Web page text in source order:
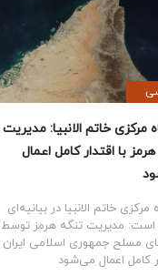
نمایندگان آمریکا قطعنامه
جنگ علیه ایران را تصویب کرد
نمایندگان ایالات متحده
قطعنامه اختیارات جنگی برای
توقف و پایان جنگ علیه ایران را با ۲۱۵
رای موافق در برابر ۲۰۸ رای مخالف